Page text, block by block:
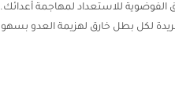
للاستعداد لمهاجمة
لكل بطل خارق لهزيمة العدو